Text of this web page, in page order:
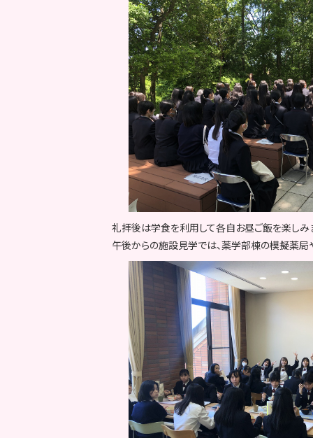
礼拝後は学食を利用して各自お昼ご飯を楽しみ
午後からの施設見学では、薬学部棟の模擬薬